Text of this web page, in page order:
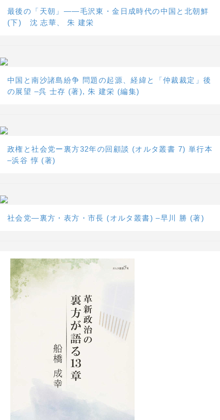
最後の「天朝」――毛沢東・金日成時代の中国と北朝鮮
(下) 沈 志華、 朱 建栄
中国と南沙諸島紛争 問題の起源、経緯と「仲裁裁定」後
の展望 –呉 士存 (著), 朱 建栄 (編集)
政権と社会党ー裏方32年の回顧談 (オルタ叢書 7) 単行本
–浜谷 惇 (著)
社会党―裏方・表方・市長 (オルタ叢書) –早川 勝 (著)